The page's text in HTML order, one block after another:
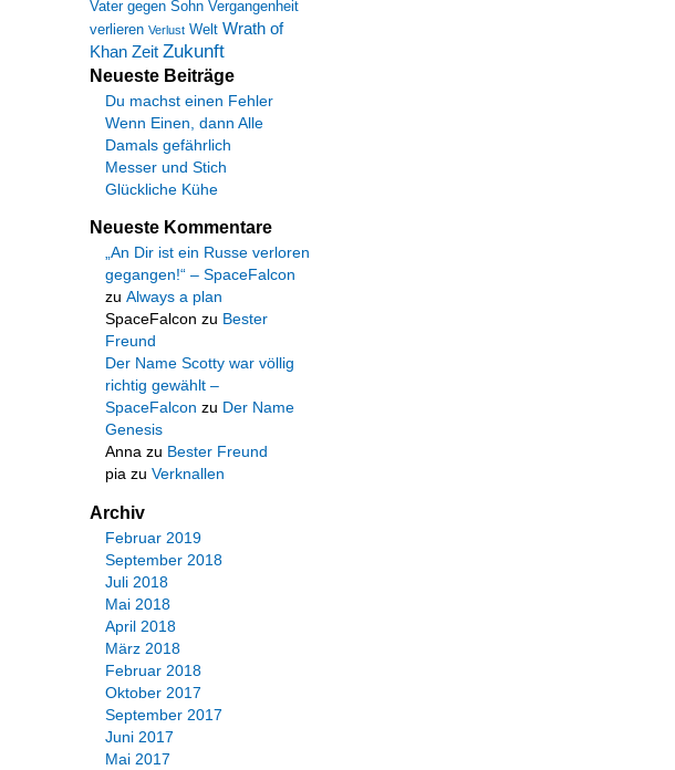
Vater gegen Sohn Vergangenheit
verlieren Verlust Welt Wrath of
Khan Zeit Zukunft
Neueste Beiträge
Du machst einen Fehler
Wenn Einen, dann Alle
Damals gefährlich
Messer und Stich
Glückliche Kühe
Neueste Kommentare
„An Dir ist ein Russe verloren
gegangen!“ – SpaceFalcon
zu Always a plan
SpaceFalcon zu Bester
Freund
Der Name Scotty war völlig
richtig gewählt –
SpaceFalcon zu Der Name
Genesis
Annazu Bester Freund
piazu Verknallen
Archiv
Februar 2019
September 2018
Juli 2018
Mai 2018
April 2018
März 2018
Februar 2018
Oktober 2017
September 2017
Juni 2017
Mai 2017